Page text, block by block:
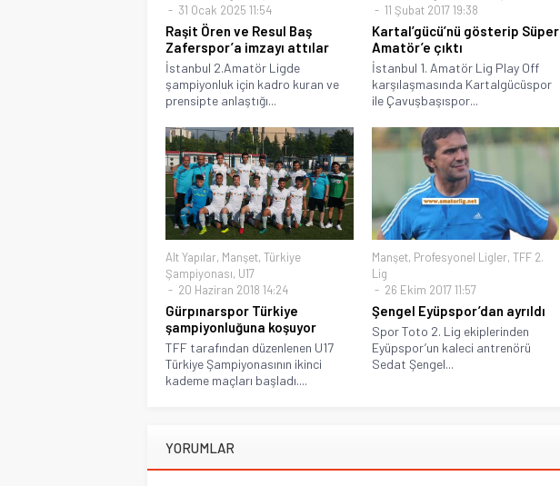
31 Ocak 2025 11:54
Raşit Ören ve Resul Baş
Zaferspor’a imzayı attılar
İstanbul 2.Amatör Ligde
şampiyonluk için kadro kuran ve
prensipte anlaştığı...
11 Şubat 2017 19:38
Kartal’gücü’nü gösterip Süper
Amatör’e çıktı
İstanbul 1. Amatör Lig Play Off
karşılaşmasında Kartalgücüspor
ile Çavuşbaşıspor...
Alt Yapılar, Manşet, Türkiye
Şampiyonası, U17
20 Haziran 2018 14:24
Gürpınarspor Türkiye
şampiyonluğuna koşuyor
TFF tarafından düzenlenen U17
Türkiye Şampiyonasının ikinci
kademe maçları başladı....
Manşet, Profesyonel Ligler, TFF 2.
Lig
26 Ekim 2017 11:57
Şengel Eyüpspor’dan ayrıldı
Spor Toto 2. Lig ekiplerinden
Eyüpspor’un kaleci antrenörü
Sedat Şengel...
YORUMLAR